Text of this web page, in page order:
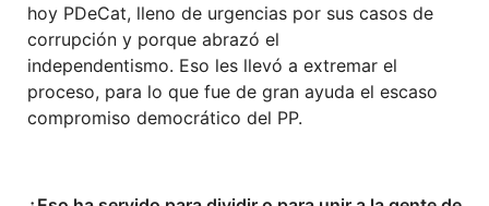
hoy PDeCat, lleno de urgencias por sus casos de
corrupción y porque abrazó el
independentismo. Eso les llevó a extremar el
proceso, para lo que fue de gran ayuda el escaso
compromiso democrático del PP.